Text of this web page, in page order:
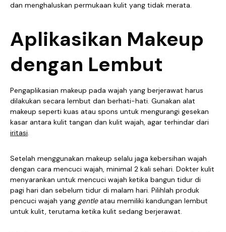
dan menghaluskan permukaan kulit yang tidak merata.
Aplikasikan Makeup
dengan Lembut
Pengaplikasian makeup pada wajah yang berjerawat harus
dilakukan secara lembut dan berhati-hati. Gunakan alat
makeup seperti kuas atau spons untuk mengurangi gesekan
kasar antara kulit tangan dan kulit wajah, agar terhindar dari
iritasi.
Setelah menggunakan makeup selalu jaga kebersihan wajah
dengan cara mencuci wajah, minimal 2 kali sehari. Dokter kulit
menyarankan untuk mencuci wajah ketika bangun tidur di
pagi hari dan sebelum tidur di malam hari. Pilihlah produk
pencuci wajah yang gentleatau memiliki kandungan lembut
untuk kulit, terutama ketika kulit sedang berjerawat.